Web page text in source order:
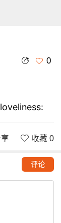
0
收藏 0
评论